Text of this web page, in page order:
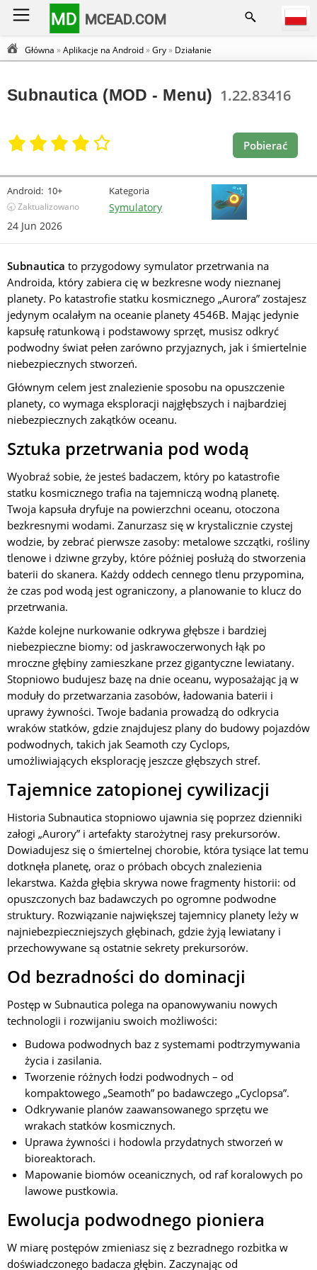
MD MCEAD.COM
Główna »Aplikacje na Android»Gry» Działanie
Subnautica (MOD - Menu) 1.22.83416
Pobierać
Android: 10+
🕣 Zaktualizowano
24 Jun 2026
Kategoria
Symulatory
Subnautica to przygodowy symulator przetrwania na
Androida, który zabiera cię w bezkresne wody nieznanej
planety. Po katastrofie statku kosmicznego „Aurora” zostajesz
jedynym ocalałym na oceanie planety 4546B. Mając jedynie
kapsułę ratunkową i podstawowy sprzęt, musisz odkryć
podwodny świat pełen zarówno przyjaznych, jak i śmiertelnie
niebezpiecznych stworzeń.
Głównym celem jest znalezienie sposobu na opuszczenie
planety, co wymaga eksploracji najgłębszych i najbardziej
niebezpiecznych zakątków oceanu.
Sztuka przetrwania pod wodą
Wyobraź sobie, że jesteś badaczem, który po katastrofie
statku kosmicznego trafia na tajemniczą wodną planetę.
Twoja kapsuła dryfuje na powierzchni oceanu, otoczona
bezkresnymi wodami. Zanurzasz się w krystalicznie czystej
wodzie, by zebrać pierwsze zasoby: metalowe szczątki, rośliny
tlenowe i dziwne grzyby, które później posłużą do stworzenia
baterii do skanera. Każdy oddech cennego tlenu przypomina,
że czas pod wodą jest ograniczony, a planowanie to klucz do
przetrwania.
Każde kolejne nurkowanie odkrywa głębsze i bardziej
niebezpieczne biomy: od jaskrawoczerwonych łąk po
mroczne głębiny zamieszkane przez gigantyczne lewiatany.
Stopniowo budujesz bazę na dnie oceanu, wyposażając ją w
moduły do przetwarzania zasobów, ładowania baterii i
uprawy żywności. Twoje badania prowadzą do odkrycia
wraków statków, gdzie znajdujesz plany do budowy pojazdów
podwodnych, takich jak Seamoth czy Cyclops,
umożliwiających eksplorację jeszcze głębszych stref.
Tajemnice zatopionej cywilizacji
Historia Subnautica stopniowo ujawnia się poprzez dzienniki
załogi „Aurory” i artefakty starożytnej rasy prekursorów.
Dowiadujesz się o śmiertelnej chorobie, która tysiące lat temu
dotknęła planetę, oraz o próbach obcych znalezienia
lekarstwa. Każda głębia skrywa nowe fragmenty historii: od
opuszczonych baz badawczych po ogromne podwodne
struktury. Rozwiązanie największej tajemnicy planety leży w
najniebezpieczniejszych głębinach, gdzie żyją lewiatany i
przechowywane są ostatnie sekrety prekursorów.
Od bezradności do dominacji
Postęp w Subnautica polega na opanowywaniu nowych
technologii i rozwijaniu swoich możliwości:
Budowa podwodnych baz z systemami podtrzymywania
życia i zasilania.
Tworzenie różnych łodzi podwodnych – od
kompaktowego „Seamoth” po badawczego „Cyclopsa”.
Odkrywanie planów zaawansowanego sprzętu we
wrakach statków kosmicznych.
Uprawa żywności i hodowla przydatnych stworzeń w
bioreaktorach.
Mapowanie biomów oceanicznych, od raf koralowych po
lawowe pustkowia.
Ewolucja podwodnego pioniera
W miarę postępów zmieniasz się z bezradnego rozbitka w
doświadczonego badacza głębin. Zaczynając od